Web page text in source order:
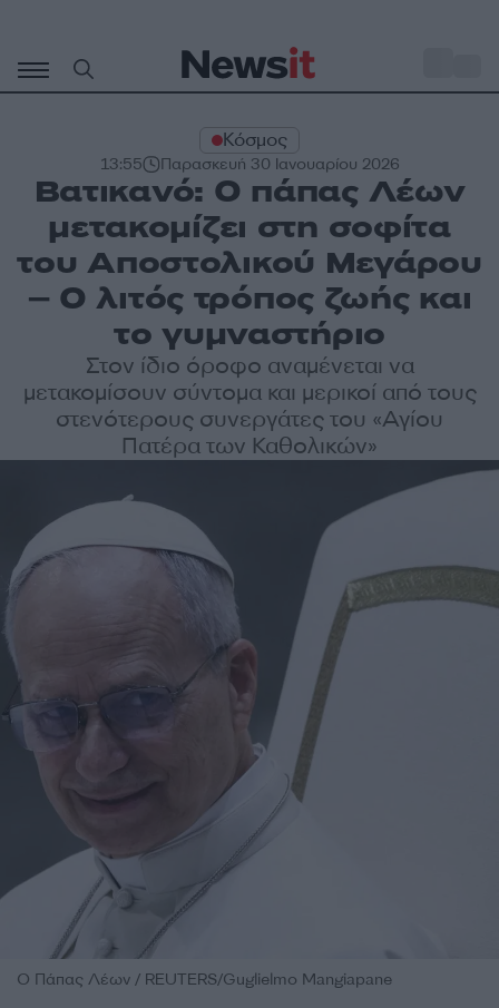
περιεχόμενο
Κόσμος
13:55 Παρασκευή 30 Ιανουαρίου 2026
Βατικανό: Ο πάπας Λέων
μετακομίζει στη σοφίτα
του Αποστολικού Μεγάρου
– Ο λιτός τρόπος ζωής και
το γυμναστήριο
Στον ίδιο όροφο αναμένεται να
μετακομίσουν σύντομα και μερικοί από τους
στενότερους συνεργάτες του «Αγίου
Πατέρα των Καθολικών»
Ο Πάπας Λέων / REUTERS/Guglielmo Mangiapane